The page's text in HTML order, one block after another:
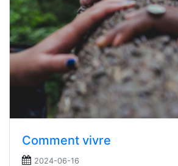
Comment vivre
2024-06-16